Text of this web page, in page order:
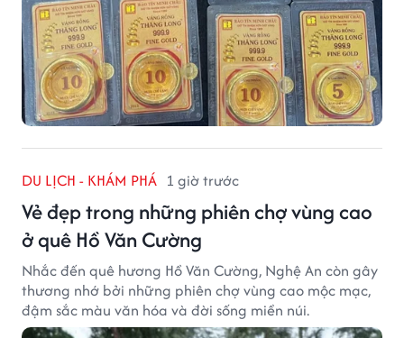
DU LỊCH - KHÁM PHÁ 1 giờ trước
Vẻ đẹp trong những phiên chợ vùng cao
ở quê Hồ Văn Cường
Nhắc đến quê hương Hồ Văn Cường, Nghệ An còn gây
thương nhớ bởi những phiên chợ vùng cao mộc mạc,
đậm sắc màu văn hóa và đời sống miền núi.